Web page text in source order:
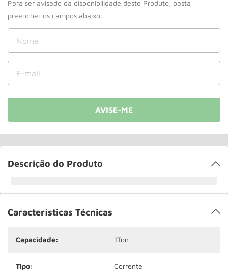
Descrição do Produto
Características Técnicas
Capacidade: 1Ton
Tipo: Corrente
10 º Paleteira